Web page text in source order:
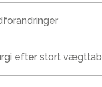
efter stort vægttab